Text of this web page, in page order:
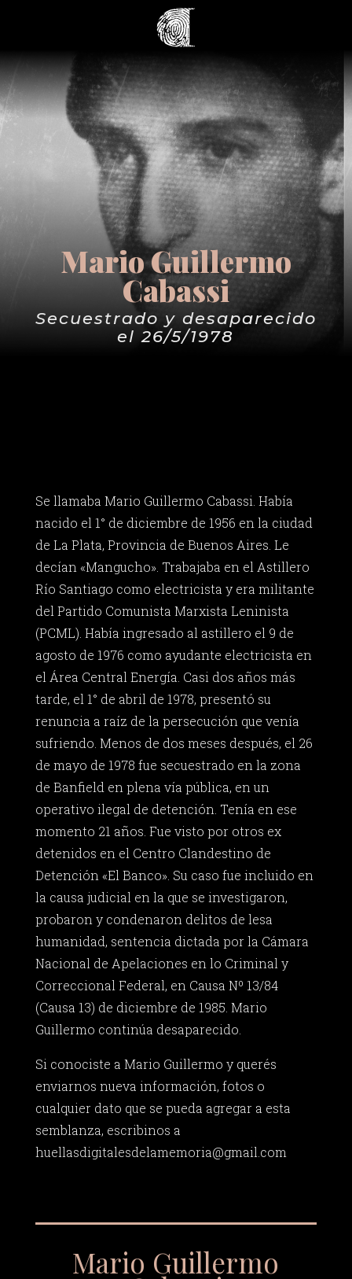
Mario Guillermo
Cabassi
Secuestrado y desaparecido
el 26/5/1978
Se llamaba Mario Guillermo Cabassi. Había
nacido el 1° de diciembre de 1956 en la ciudad
de La Plata, Provincia de Buenos Aires. Le
decían «Mangucho». Trabajaba en el Astillero
Río Santiago como electricista y era militante
del Partido Comunista Marxista Leninista
(PCML). Había ingresado al astillero el 9 de
agosto de 1976 como ayudante electricista en
el Área Central Energía. Casi dos años más
tarde, el 1° de abril de 1978, presentó su
renuncia a raíz de la persecución que venía
sufriendo. Menos de dos meses después, el 26
de mayo de 1978 fue secuestrado en la zona
de Banfield en plena vía pública, en un
operativo ilegal de detención. Tenía en ese
momento 21 años. Fue visto por otros ex
detenidos en el Centro Clandestino de
Detención «El Banco». Su caso fue incluido en
la causa judicial en la que se investigaron,
probaron y condenaron delitos de lesa
humanidad, sentencia dictada por la Cámara
Nacional de Apelaciones en lo Criminal y
Correccional Federal, en Causa Nº 13/84
(Causa 13) de diciembre de 1985. Mario
Guillermo continúa desaparecido.
Si conociste a Mario Guillermo y querés
enviarnos nueva información, fotos o
cualquier dato que se pueda agregar a esta
semblanza, escribinos a
huellasdigitalesdelamemoria@gmail.com
Mario Guillermo